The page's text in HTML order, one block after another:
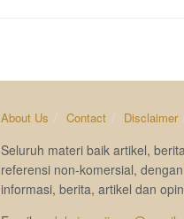
About Us Contact Disclaimer
Seluruh materi baik artikel,
referensi non-komersial,
informasi, berita, artikel dan